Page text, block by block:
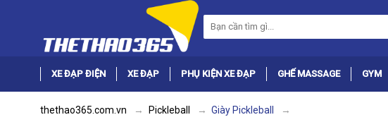
XE ĐẠP ĐIỆN XE ĐẠP PHỤ KIỆN XE ĐẠP GHẾ MASSAGE GYM
thethao365.com.vn Pickleball Giày Pickleball